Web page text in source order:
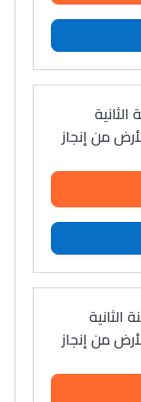
الثانية
من إنجاز
الثانية
من إنجاز